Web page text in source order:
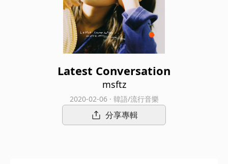
Latest Conversation
msftz
2020-02-06 · 韓語/流行音樂
分享專輯